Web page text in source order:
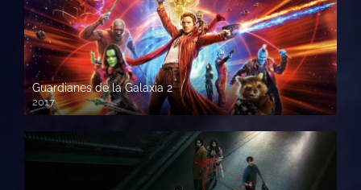
Guardianes de la Galaxia 2
2017
720p HD